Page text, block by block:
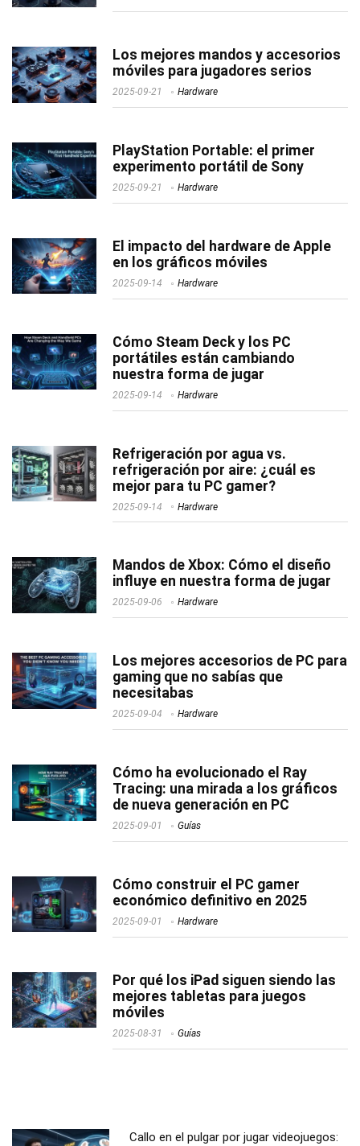
Los mejores mandos y accesorios
móviles para jugadores serios
2025-09-21 Hardware
PlayStation Portable: el primer
experimento portátil de Sony
2025-09-21 Hardware
El impacto del hardware de Apple
en los gráficos móviles
2025-09-14 Hardware
Cómo Steam Deck y los PC
portátiles están cambiando
nuestra forma de jugar
2025-09-14 Hardware
Refrigeración por agua vs.
refrigeración por aire: ¿cuál es
mejor para tu PC gamer?
2025-09-14 Hardware
Mandos de Xbox: Cómo el diseño
influye en nuestra forma de jugar
2025-09-06 Hardware
Los mejores accesorios de PC para
gaming que no sabías que
necesitabas
2025-09-04 Hardware
Cómo ha evolucionado el Ray
Tracing: una mirada a los gráficos
de nueva generación en PC
2025-09-01 Guías
Cómo construir el PC gamer
económico definitivo en 2025
2025-09-01 Hardware
Por qué los iPad siguen siendo las
mejores tabletas para juegos
móviles
2025-08-31 Guías
Callo en el pulgar por jugar videojuegos: